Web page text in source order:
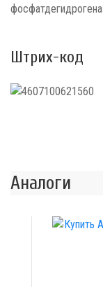
Штрих-код
Аналоги